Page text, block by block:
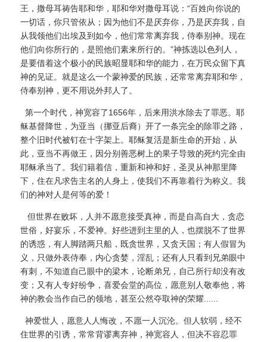
王，撒母耳祷告耶和华，耶和华对撒母耳说：“百姓向你说的
一切话，你只管依从；因为他们不是厌弃你，乃是厌弃我，自
从我领他们出埃及到如今，他们常常离弃我，侍奉别神。现在
他们向你所行的，是照他们素来所行的。”神拣选以色列人，
是要借着这个极小的民族昭显耶和华的能力，在万民众留下真
神的见证。就是这么一个蒙神爱的民族，还常常离弃耶和华，
侍奉别神，更不用说外邦人了。
第一个时代，神宽容了1656年，后来用洪水除去了罪恶。耶
稣基督降世，为亚当（挪亚后裔）开了一条完全的除罪之路，
整个旧时代被钉在十字架上。耶稣复活是新生命的开始，从
此，亚当不再做王，因分别善恶树上的果子导致的死约完全由
耶稣承当了。我们籍着信，重新和神和好，圣灵从神那里降
下，住在凡求告主名的人身上，使我们不再靠着行为称义。我
们的神对人是何等的爱！
但世界在败坏，人并不愿意接受真神，而是自高自大，贪恋
世俗，好宴乐，不爱神。好些进到主里的人，也摆脱不了世界
的诱惑，有人脚踏两只船，既贪世界，又贪天国；有人假冒为
义，只做外表侍奉，内心贪婪，淫乱；还有人只看到兄弟眼中
有刺，不知道自己眼中的梁木，论断弟兄，自己所行却没有改
变；又有人专好纷争，喜爱会堂的高位，愿意别人敬奉他，将
神的教会当作自己的领地，甚至公然夺取神的荣耀......
神爱世人，愿意人人悔改，不愿一人沉沦。但人软弱，经不
住世界的引诱，常常背谬离弃神，神宽容人，但决不容忍罪